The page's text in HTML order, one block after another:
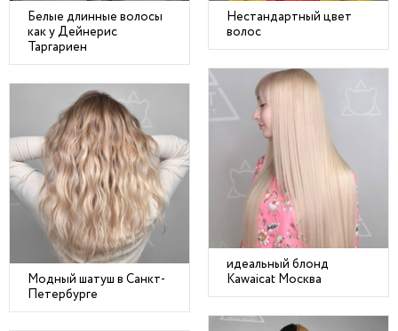
Белые длинные волосы
как у Дейнерис
Таргариен
Нестандартный цвет
волос
идеальный блонд
Kawaicat Москва
Модный шатуш в Санкт-
Петербурге